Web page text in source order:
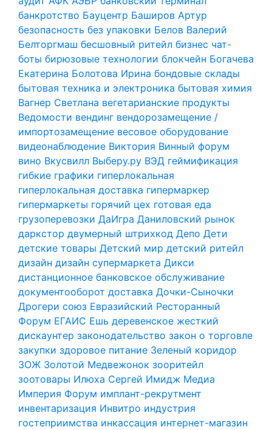
банкротство Бауцентр Баширов Артур
безопасность без упаковки Белов Валерий
Белторгмаш бесшовный ритейл бизнес чат-
боты бирюзовые технологии блокчейн Богачева
Екатерина Болотова Ирина бондовые склады
бытовая техника и электроника бытовая химия
Вагнер Светлана вегетарианские продукты
Ведомости вендинг вендорозамещение /
импортозамещение весовое оборудование
видеонаблюдение Виктория Винный форум
вино Вкусвилл Выберу.ру ВЭД геймификация
гибкие графики гиперлокальная
гиперлокальная доставка гипермаркер
гипермаркеты горячий цех готовая еда
грузоперевозки ДаИгра Даниловский рынок
даркстор двумерный штрихкод Депо Дети
детские товары Детский мир детский ритейл
дизайн дизайн супермаркета Дикси
дистанционное банковское обслуживание
документооборот доставка Дочки-Сыночки
Дрогери союз Евразийский Ресторанный
Форум ЕГАИС Ешь деревенское жесткий
дискаунтер законодательство закон о торговле
закупки здоровое питание Зеленый коридор
ЗОЖ Золотой Медвежонок зооритейл
зоотовары Илюха Сергей Имидж Медиа
Империя Форум имплант-рекрутмент
инвентаризация Инвитро индустрия
гостеприимства инкассация интернет-магазин